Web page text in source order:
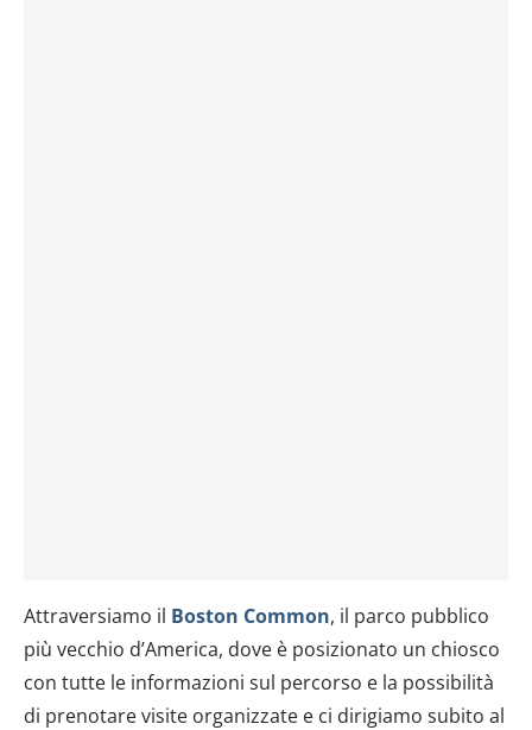
Attraversiamo il Boston Common, il parco pubblico
più vecchio d’America, dove è posizionato un chiosco
con tutte le informazioni sul percorso e la possibilità
di prenotare visite organizzate e ci dirigiamo subito al